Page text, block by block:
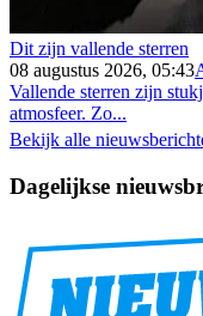
Dit zijn vallende sterren
08 augustus 2026, 05:43
Vallende sterren zijn
atmosfeer. Zo...
Bekijk alle
Dagelijkse